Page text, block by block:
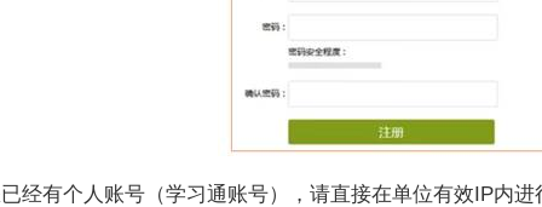
经有个人账号（学习通账号），请直接在单位有效IP内进